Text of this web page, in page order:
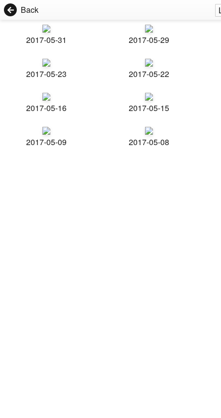
Back
2017-05-31 2017-05-29
2017-05-23 2017-05-22
2017-05-16 2017-05-15
2017-05-09 2017-05-08